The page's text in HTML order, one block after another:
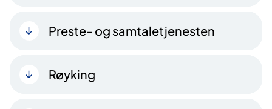
Preste- og samtaletjenesten
Røyking